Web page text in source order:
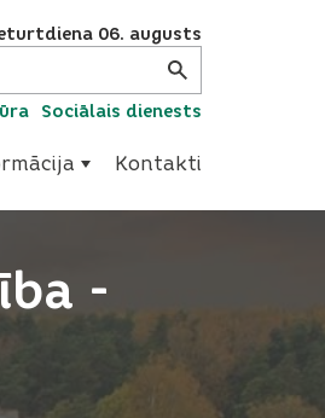
06. augusts
Sociālais dienests
Kontakti
-